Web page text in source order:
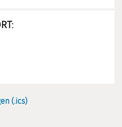
(.ics)